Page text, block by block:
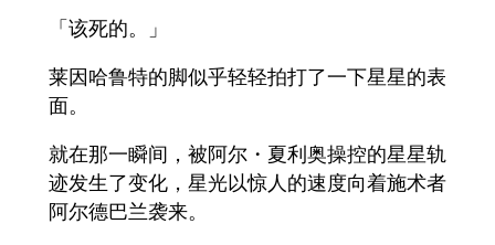
「该死的。」
莱因哈鲁特的脚似乎轻轻拍打了一下星星的表
面。
就在那一瞬间，被阿尔・夏利奥操控的星星轨
迹发生了变化，星光以惊人的速度向着施术者
阿尔德巴兰袭来。